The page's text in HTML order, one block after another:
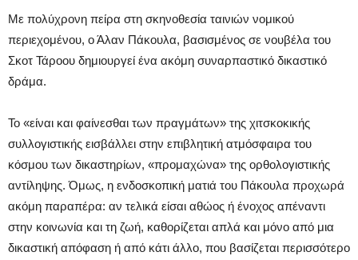
Με πολύχρονη πείρα στη σκηνοθεσία ταινιών νομικού
περιεχομένου, ο Άλαν Πάκουλα, βασισμένος σε νουβέλα του
Σκοτ Τάροου δημιουργεί ένα ακόμη συναρπαστικό δικαστικό
δράμα.
Το «είναι και φαίνεσθαι των πραγμάτων» της χιτσκοκικής
συλλογιστικής εισβάλλει στην επιβλητική ατμόσφαιρα του
κόσμου των δικαστηρίων, «προμαχώνα» της ορθολογιστικής
αντίληψης. Όμως, η ενδοσκοπική ματιά του Πάκουλα προχωρά
ακόμη παραπέρα: αν τελικά είσαι αθώος ή ένοχος απέναντι
στην κοινωνία και τη ζωή, καθορίζεται απλά και μόνο από μια
δικαστική απόφαση ή από κάτι άλλο, που βασίζεται περισσότερο